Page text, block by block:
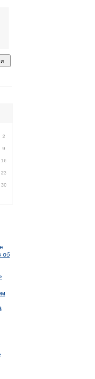
2
9
16
23
30
об